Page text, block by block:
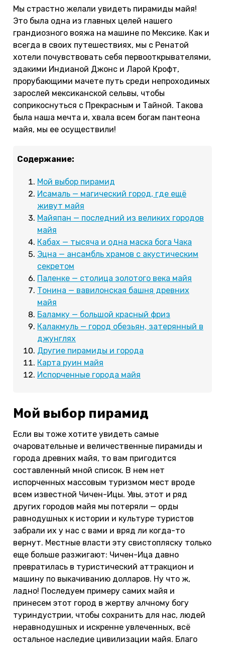
Мы страстно желали увидеть пирамиды майя!
Это была одна из главных целей нашего
грандиозного вояжа на машине по Мексике. Как и
всегда в своих путешествиях, мы с Ренатой
хотели почувствовать себя первооткрывателями,
эдакими Индианой Джонс и Ларой Крофт,
прорубающими мачете путь среди непроходимых
зарослей мексиканской сельвы, чтобы
соприкоснуться с Прекрасным и Тайной. Такова
была наша мечта и, хвала всем богам пантеона
майя, мы ее осуществили!
Содержание:
Мой выбор пирамид
Исамаль — магический город, где ещё
живут майя
Майяпан — последний из великих городов
майя
Кабах — тысяча и одна маска бога Чака
Эцна — ансамбль храмов с акустическим
секретом
Паленке — столица золотого века майя
Тонина — вавилонская башня древних
майя
Баламку — большой красный фриз
Калакмуль — город обезьян, затерянный в
джунглях
Другие пирамиды и города
Карта руин майя
Испорченные города майя
Мой выбор пирамид
Если вы тоже хотите увидеть самые
очаровательные и величественные пирамиды и
города древних майя, то вам пригодится
составленный мной список. В нем нет
испорченных массовым туризмом мест вроде
всем известной Чичен-Ицы. Увы, этот и ряд
других городов майя мы потеряли — орды
равнодушных к истории и культуре туристов
забрали их у нас с вами и вряд ли когда-то
вернут. Местные власти эту свистопляску только
еще больше разжигают: Чичен-Ица давно
превратилась в туристический аттракцион и
машину по выкачиванию долларов. Ну что ж,
ладно! Последуем примеру самих майя и
принесем этот город в жертву алчному богу
туриндустрии, чтобы сохранить для нас, людей
неравнодушных и искренне увлеченных, всё
остальное наследие цивилизации майя. Благо